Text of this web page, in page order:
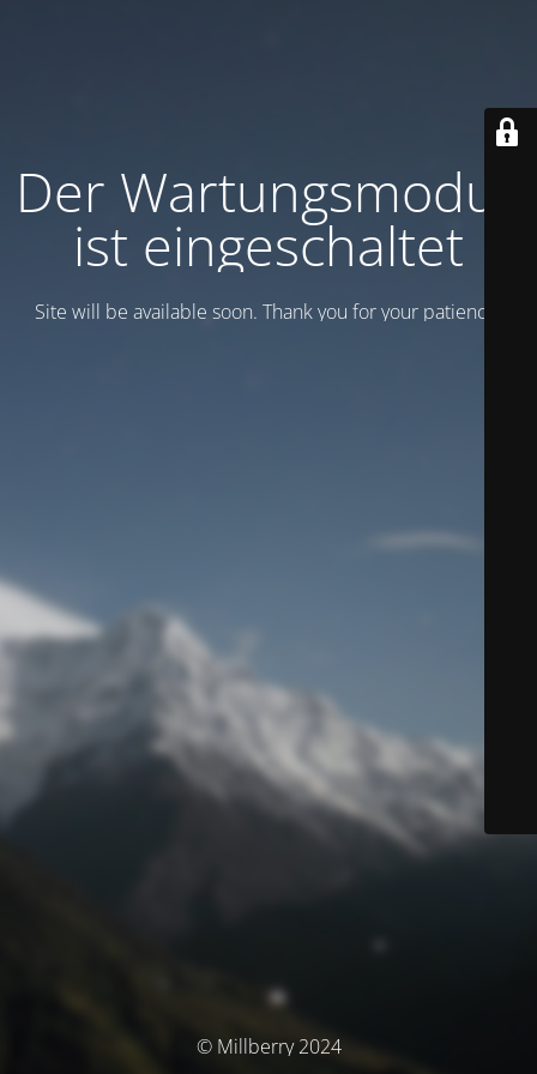
Der Wartungsmodus
ist eingeschaltet
Site will be available soon. Thank you for your patience!
© Millberry 2024